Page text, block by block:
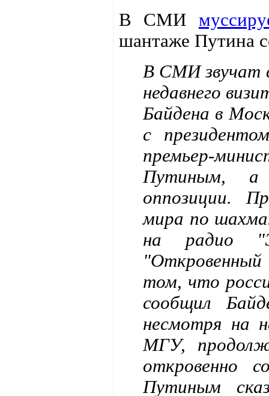
В СМИ
шантаже Путина
В СМИ звучат
недавнего
Байдена в
с
премьер-
Путиным, а
оппозиции.
мира по
на радио
"Откровенный
том, что
сообщил
несмотря на
МГУ,
откровенно
Путиным